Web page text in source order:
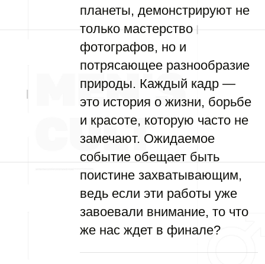
планеты, демонстрируют не
только мастерство
фотографов, но и
потрясающее разнообразие
природы. Каждый кадр —
это история о жизни, борьбе
и красоте, которую часто не
замечают. Ожидаемое
событие обещает быть
поистине захватывающим,
ведь если эти работы уже
завоевали внимание, то что
же нас ждет в финале?